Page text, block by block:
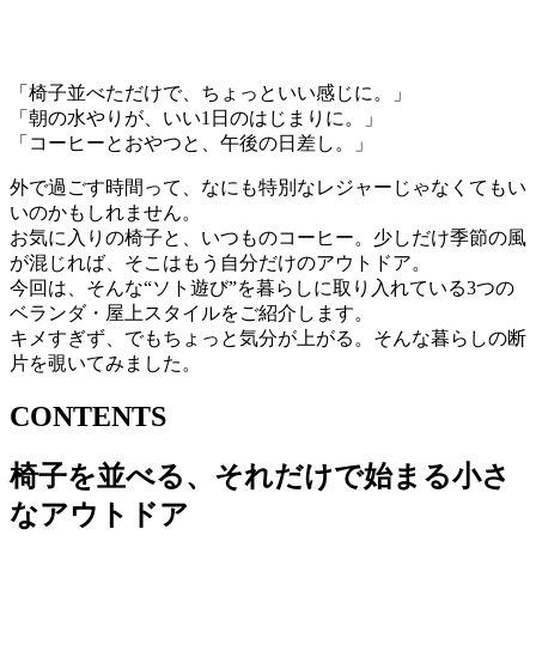
「椅子並べただけで、ちょっといい感じに。」
「朝の水やりが、いい1日のはじまりに。」
「コーヒーとおやつと、午後の日差し。」
外で過ごす時間って、なにも特別なレジャーじゃなくてもい
いのかもしれません。
お気に入りの椅子と、いつものコーヒー。少しだけ季節の風
が混じれば、そこはもう自分だけのアウトドア。
今回は、そんな“ソト遊び”を暮らしに取り入れている3つの
ベランダ・屋上スタイルをご紹介します。
キメすぎず、でもちょっと気分が上がる。そんな暮らしの断
片を覗いてみました。
CONTENTS
椅子を並べる、それだけで始まる小さ
なアウトドア